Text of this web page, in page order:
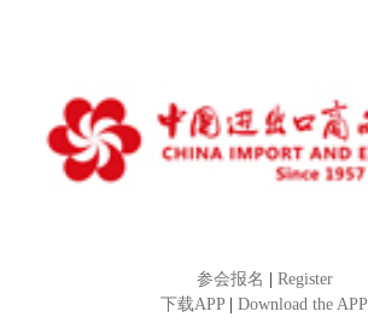
参会报名
Register
下载APP
Download the APP